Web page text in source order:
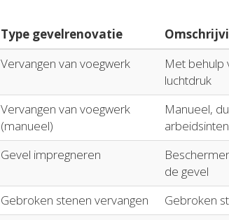
Type gevelrenovatie
Vervangen van voegwerk
Met behulp
luchtdruk
Vervangen van voegwerk
(manueel)
Manueel,
Gevel impregneren
de gevel
Gebroken stenen vervangen Gebroken